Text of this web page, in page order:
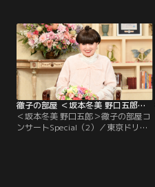
名コンビ！60年来の友人、堺正章さ
んと井上順さんの出会いは10代。初
対面では…！？草刈正雄さんは、顔
も知らなかったアメリカ人のお父様
の消息を求めて渡米したお話を。
徹子の部屋 ＜坂本冬美 野口五郎＞徹子の部屋コンサートSpecial（2）（2026/07/27放送分）
＜坂本冬美 野口五郎＞徹子の部屋コ
ンサートSpecial（2）／東京ドリー